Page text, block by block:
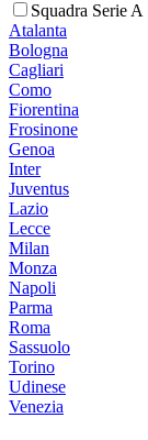
Squadra Serie A
Atalanta
Bologna
Cagliari
Como
Fiorentina
Frosinone
Genoa
Inter
Juventus
Lazio
Lecce
Milan
Monza
Napoli
Parma
Roma
Sassuolo
Torino
Udinese
Venezia